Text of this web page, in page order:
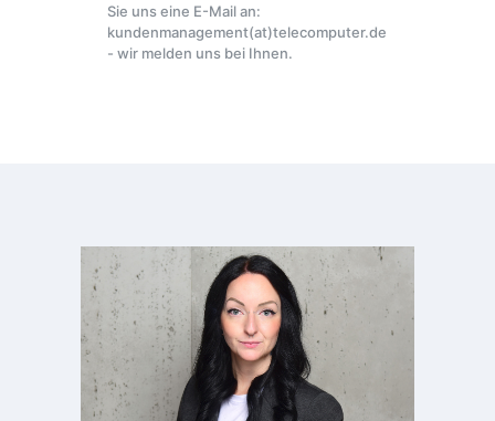
Sie uns eine E-Mail an:
kundenmanagement(at)telecomputer.de
- wir melden uns bei Ihnen.